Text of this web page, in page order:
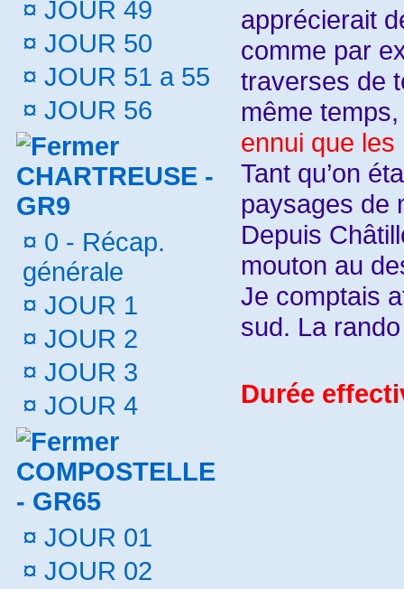
¤ JOUR 49
¤ JOUR 50
¤ JOUR 51 a 55
¤ JOUR 56
CHARTREUSE -
GR9
¤ 0 - Récap.
générale
¤ JOUR 1
¤ JOUR 2
¤ JOUR 3
¤ JOUR 4
COMPOSTELLE
- GR65
¤ JOUR 01
¤ JOUR 02
apprécierait
comme par
traverses de
même
ennui que les
Tant qu’on
paysages de
Depuis
mouton au
Je comptais
sud. La
Durée